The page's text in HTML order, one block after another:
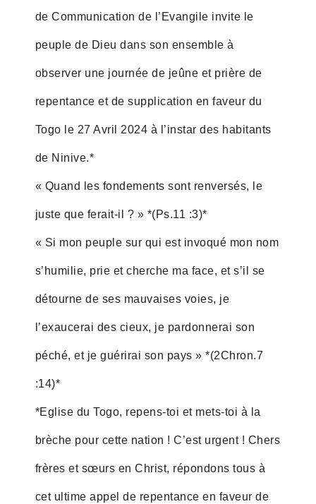
de Communication de l’Evangile invite le
peuple de Dieu dans son ensemble à
observer une journée de jeûne et prière de
repentance et de supplication en faveur du
Togo le 27 Avril 2024 à l’instar des habitants
de Ninive.*
« Quand les fondements sont renversés, le
juste que ferait-il ? » *(Ps.11 :3)*
« Si mon peuple sur qui est invoqué mon nom
s’humilie, prie et cherche ma face, et s’il se
détourne de ses mauvaises voies, je
l’exaucerai des cieux, je pardonnerai son
péché, et je guérirai son pays » *(2Chron.7
:14)*
*Eglise du Togo, repens-toi et mets-toi à la
brèche pour cette nation ! C’est urgent ! Chers
frères et sœurs en Christ, répondons tous à
cet ultime appel de repentance en faveur de